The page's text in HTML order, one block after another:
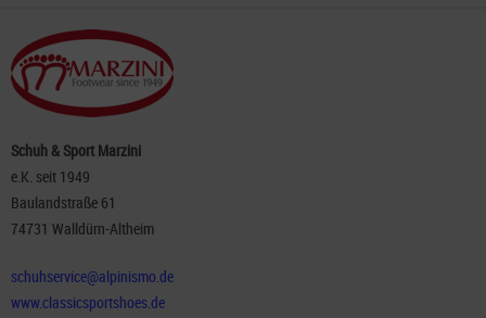
Schuh & Sport Marzini
e.K. seit 1949
Baulandstraße 61
74731 Walldürn-Altheim
schuhservice@alpinismo.de
www.classicsportshoes.de